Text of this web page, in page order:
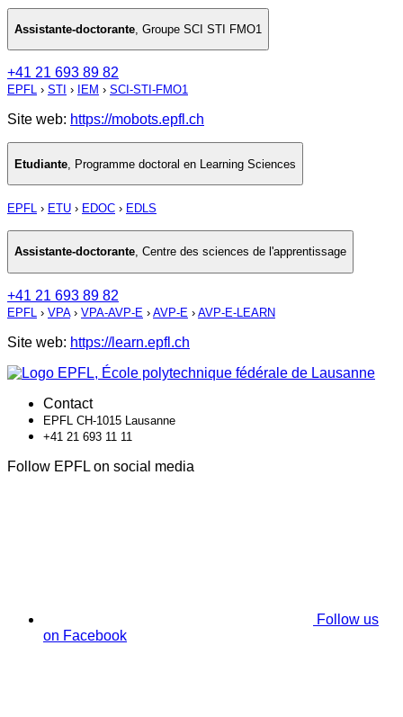
Assistante-doctorante, Groupe SCI STI FMO1
+41 21 693 89 82
EPFL › STI › IEM › SCI-STI-FMO1
Site web: https://mobots.epfl.ch
Etudiante Programme doctoral en Learning Sciences
EPFL › ETU › EDOC › EDLS
Assistante-doctorante, Centre des sciences de l'apprentissage
+41 21 693 89 82
EPFL › VPA› VPA-AVP-E › AVP-E › AVP-E-LEARN
Site web: https://learn.epfl.ch
Contact
EPFL CH-1015 Lausanne
+41 21 693 11 11
Follow EPFL on social media
Follow us
on Facebook